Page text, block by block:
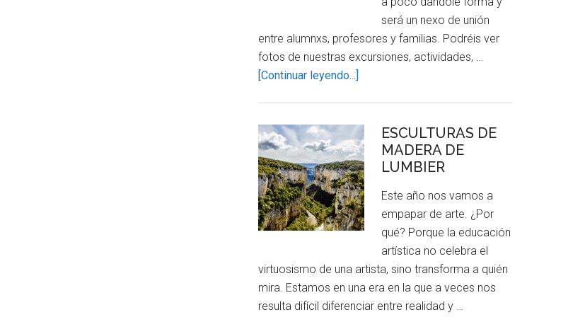
será un nexo de unión
entre alumnxs, profesores y familias. Podréis ver
fotos de nuestras excursiones, actividades, …
[Continuar leyendo...]
ESCULTURAS DE
MADERA DE
LUMBIER
Este año nos vamos a
empapar de arte. ¿Por
qué? Porque la educación
artística no celebra el
virtuosismo de una artista, sino transforma a quién
mira. Estamos en una era en la que a veces nos
resulta difícil diferenciar entre realidad y …